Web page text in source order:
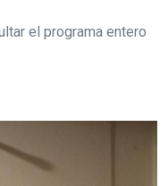
el programa entero